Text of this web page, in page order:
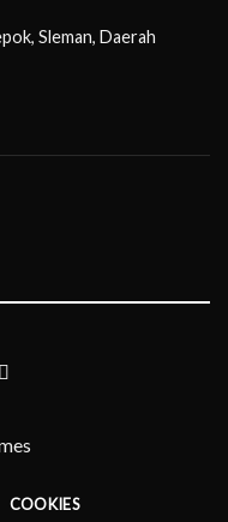
Sleman, Daerah
COOKIES